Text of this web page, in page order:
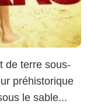
de terre sous-
préhistorique
le sable...